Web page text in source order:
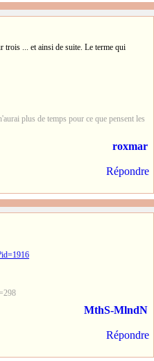
... et ainsi de suite. Le terme qui
plus de temps pour ce que pensent les
roxmar
Répondre
MthS-MlndN
Répondre